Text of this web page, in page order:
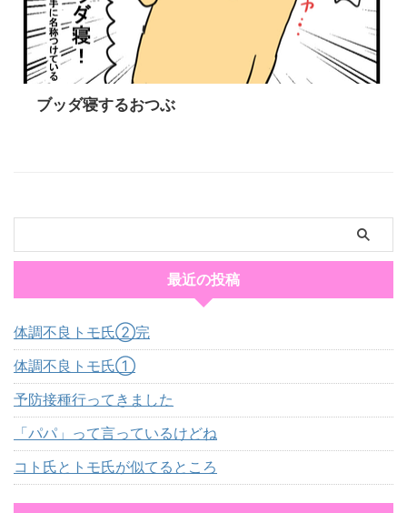
ブッダ寝するおつぶ
最近の投稿
体調不良トモ氏②完
体調不良トモ氏①
予防接種行ってきました
「パパ」って言っているけどね
コト氏とトモ氏が似てるところ